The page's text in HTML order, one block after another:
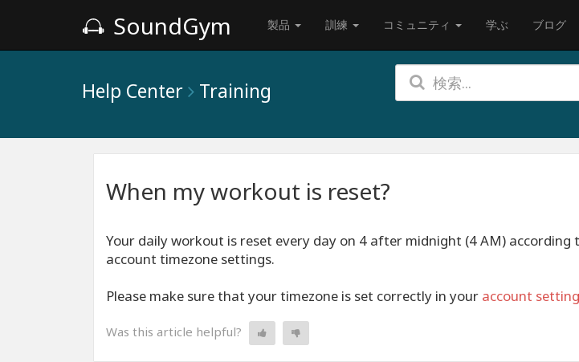
SoundGym 製品 訓練 コミュニティ 学ぶ ブログ
Help Center Training
When my workout is reset?
Your daily workout is reset every day on 4 after midnight (4 AM) according
account timezone settings.
Please make sure that your timezone is set correctly in your account
Was this article helpful?